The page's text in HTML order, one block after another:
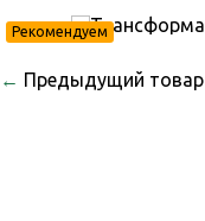
Рекомендуем
← Предыдущий товар